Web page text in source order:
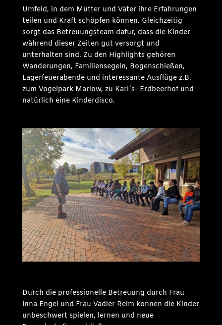
Umfeld, in dem Mütter und Väter ihre Erfahrungen
teilen und Kraft schöpfen können. Gleichzeitig
sorgt das Betreuungsteam dafür, dass die Kinder
während dieser Zeiten gut versorgt und
unterhalten sind. Zu den Highlights gehören
Wanderungen, Familiensegeln, Bogenschießen,
Lagerfeuerabende und interessante Ausflüge z.B.
zum Vogelpark Marlow, zu Karl´s- Erdbeerhof und
natürlich eine Kinderdisco.
Durch die professionelle Betreuung durch Frau
Inna Engel und Frau Vadier Reim können die Kinder
unbeschwert spielen, lernen und neue